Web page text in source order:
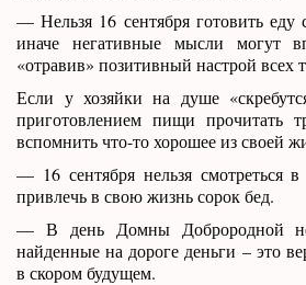
— Нельзя 16 сентября готовить еду
иначе негативные мысли могут
«отравив» позитивный настрой всех
Если у хозяйки на душе
приготовлением пищи
вспомнить что-то хорошее из своей
— 16 сентября нельзя смотреться
привлечь в свою жизнь сорок бед.
— В день Домны Доброродной
найденные на дороге деньги – это
в скором будущем.